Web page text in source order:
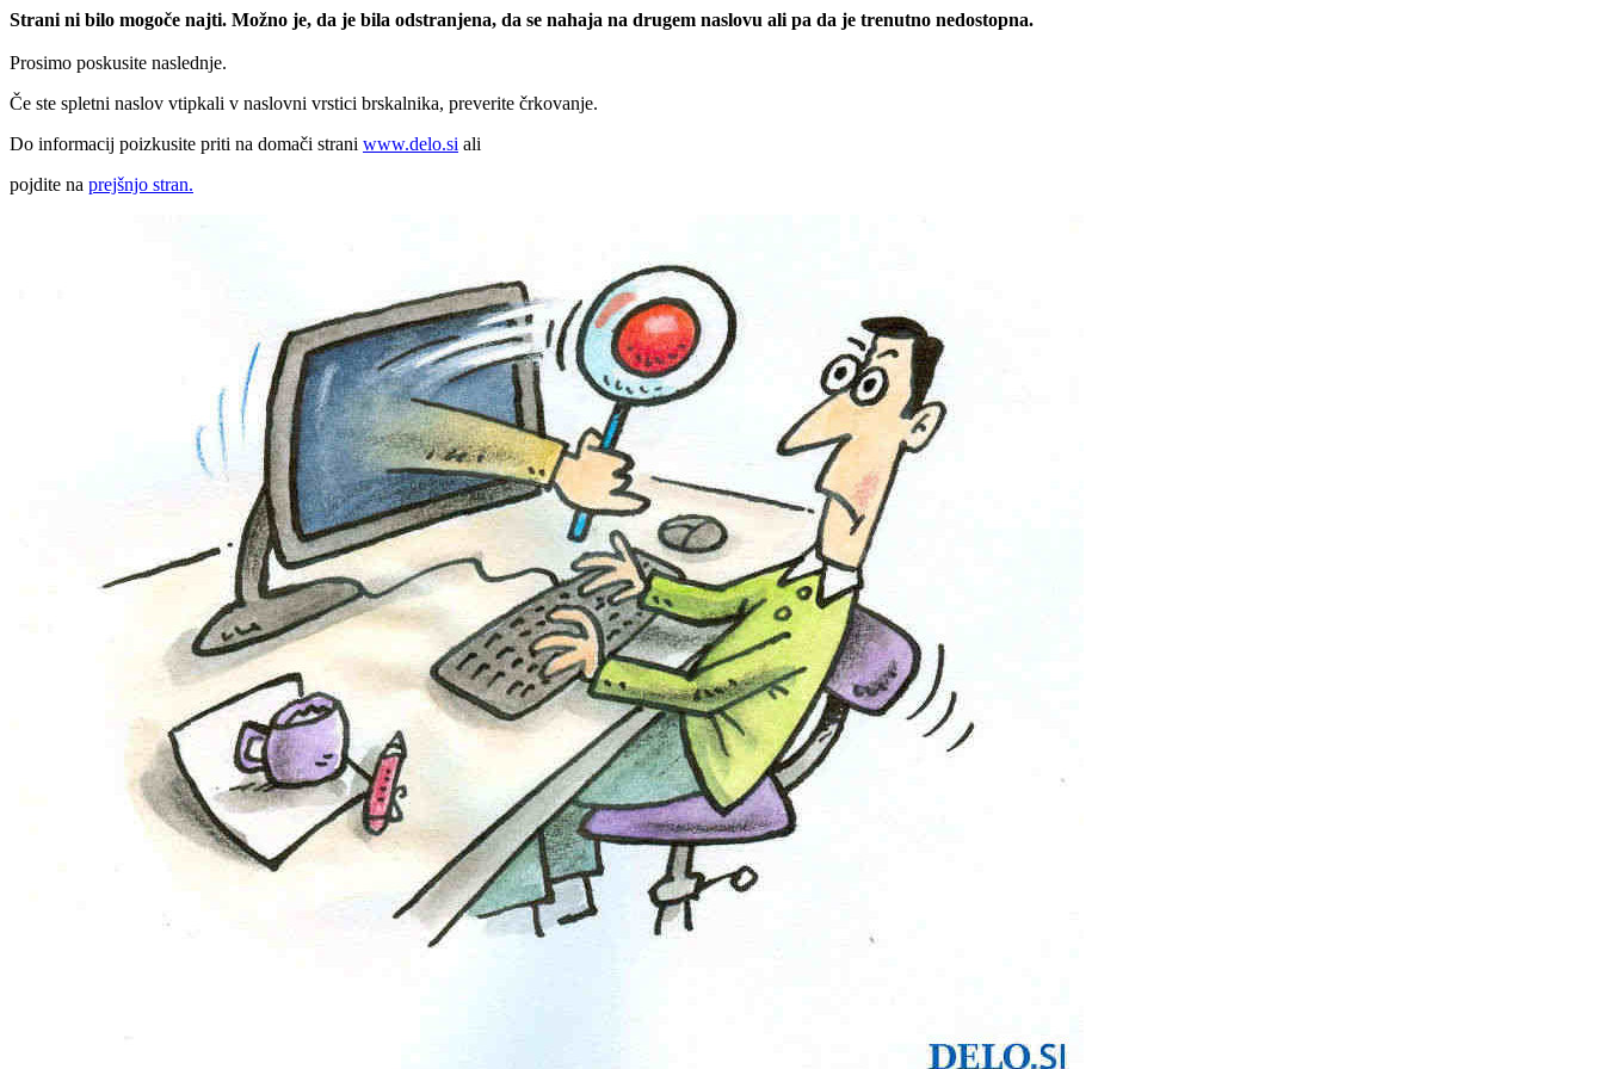
Strani ni bilo mogoče najti. Možno je, da je bila odstranjena, da se nahaja na drugem naslovu ali pa da je trenutno nedostopna.
Prosimo poskusite naslednje.
Če ste spletni naslov vtipkali v naslovni vrstici brskalnika, preverite črkovanje.
Do informacij poizkusite priti na domači strani www.delo.si ali
pojdite na prejšnjo stran.